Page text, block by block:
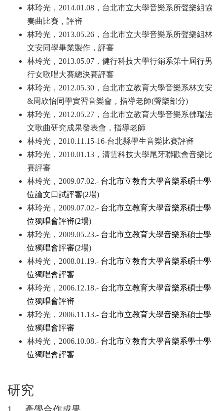
林玲光，2014.01.08 ，台北市立大學音樂系所聲樂組協
奏曲比賽，評審
林玲光，2013.05.26 ，台北市立大學音樂系所聲樂組林
文安同學畢業製作，評審
林玲光，2013.05.07 ，健行科技大學行銷系第十屆行男
行女歌唱大賽總決賽評審
林玲光，2012.05.30 ，台北市立教育大學音樂系林文安
&周欣怡同學實習音樂會，指導老師(聲樂部分)
林玲光，2012.05.27 ，台北市立教育大學音樂系佛瑞法
文歌曲研究成果發表會，指導老師
林玲光，2010.11.15-16-台北縣學生音樂比賽評審
林玲光，2010.01.13 ，清雲科技大學尾牙聯歡會音樂比
賽評審
林玲光，2009.07.02.- 台北市立教育大學音樂系碩士學
位論文口試評審(2場)
林玲光，2009.07.02.- 台北市立教育大學音樂系碩士學
位獨唱會評審(2場)
林玲光，2009.05.23.- 台北市立教育大學音樂系碩士學
位獨唱會評審(2場)
林玲光，2008.01.19.- 台北市立教育大學音樂系碩士學
位獨唱會評審
林玲光，2006.12.18.- 台北市立教育大學音樂系碩士學
位獨唱會評審
林玲光，2006.11.13.- 台北市立教育大學音樂系碩士學
位獨唱會評審
林玲光，2006.10.08.- 台北市立教育大學音樂系學士學
位獨唱會評審
研究